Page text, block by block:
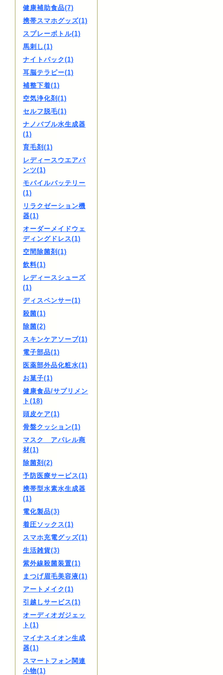
健康補助食品(7)
携帯スマホグッズ(1)
スプレーボトル(1)
馬刺し(1)
ナイトパック(1)
耳脳テラピー(1)
補整下着(1)
空気浄化剤(1)
セルフ脱毛(1)
ナノバブル水生成器
(1)
育毛剤(1)
レディースウエアパ
ンツ(1)
モバイルバッテリー
(1)
リラクゼーション機
器(1)
オーダーメイドウェ
ディングドレス(1)
空間除菌剤(1)
飲料(1)
レディースシューズ
(1)
ディスペンサー(1)
殺菌(1)
除菌(2)
スキンケアソープ(1)
電子部品(1)
医薬部外品化粧水(1)
お菓子(1)
健康食品/サプリメン
ト(18)
頭皮ケア(1)
骨盤クッション(1)
マスク アパレル商
材(1)
除菌剤(2)
予防医療サービス(1)
携帯型水素水生成器
(1)
電化製品(3)
着圧ソックス(1)
スマホ充電グッズ(1)
生活雑貨(3)
紫外線殺菌装置(1)
まつげ眉毛美容液(1)
アートメイク(1)
引越しサービス(1)
オーディオガジェッ
ト(1)
マイナスイオン生成
器(1)
スマートフォン関連
小物(1)